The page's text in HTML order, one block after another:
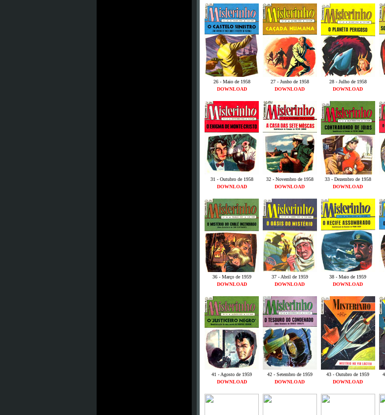
26 - Maio de 1958 27 - Junho de 1958 28 - Julho de 1958
DOWNLOAD
DOWNLOAD DOWNLOAD
31 - Outubro de 1958 32 - Novembro de 1958 33 - Dezembro de 1958
DOWNLOAD
DOWNLOAD DOWNLOAD
36 - Março de 1959 37 - Abril de 1959 38 - Maio de 1959
DOWNLOAD
DOWNLOAD DOWNLOAD
41 - Agosto de 1959 42 - Setembro de 1959 43 - Outubro de 1959
DOWNLOAD
DOWNLOAD DOWNLOAD